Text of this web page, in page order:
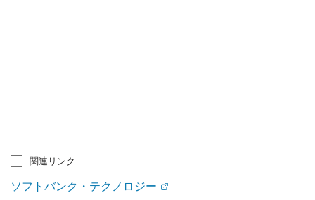
関連リンク
ソフトバンク・テクノロジー